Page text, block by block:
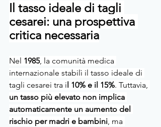
Il tasso ideale di tagli
cesarei: una prospettiva
critica necessaria
Nel 1985, la comunità medica
internazionale stabilì il tasso ideale di
tagli cesarei tra i l 10% e il 15%. Tuttavia,
un tasso più elevato non implica
automaticamente un aumento del
rischio per madri e bambini, ma